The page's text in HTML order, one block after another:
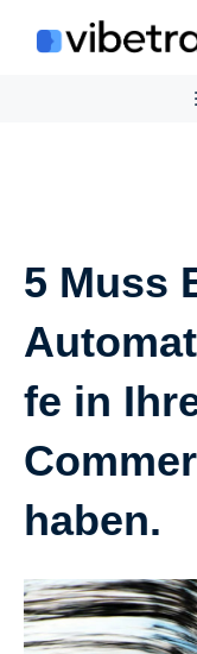
Inhalt
5 Muss
fe in
haben.